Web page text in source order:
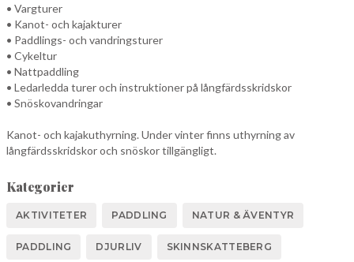
• Vargturer
• Kanot- och kajakturer
• Paddlings- och vandringsturer
• Cykeltur
• Nattpaddling
• Ledarledda turer och instruktioner på långfärdsskridskor
• Snöskovandringar
Kanot- och kajakuthyrning. Under vinter finns uthyrning av
långfärdsskridskor och snöskor tillgängligt.
Kategorier
AKTIVITETER PADDLING NATUR & ÄVENTYR
PADDLING DJURLIV SKINNSKATTEBERG